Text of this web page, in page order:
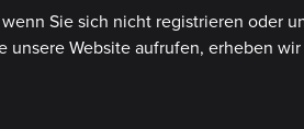
Sie sich nicht registrieren
unsere Website aufrufen, erheben